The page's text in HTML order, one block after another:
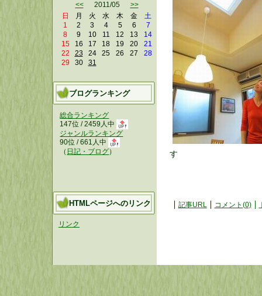
す
記事URL コメント(0)
<<2011/05 >>
日
月 火 水 木 金
土
1
2 3 4 5 6
7
8
9 10 11 12 13
14
15
16 17 18 19 20
21
22
23 24 25 26 27
28
29
30 31
ブログランキング
総合ランキング
147位 / 2459人中
ジャンルランキング
90位 / 661人中
（ 日記・ブログ）
HTMLページへのリンク
リンク